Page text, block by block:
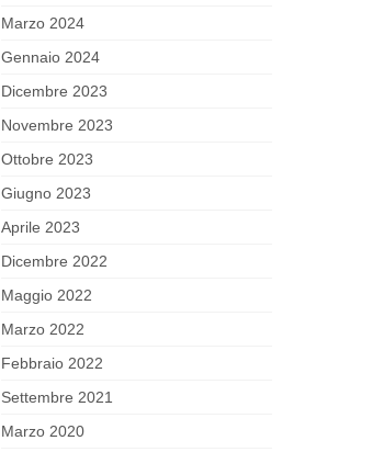
Marzo 2024
Gennaio 2024
Dicembre 2023
Novembre 2023
Ottobre 2023
Giugno 2023
Aprile 2023
Dicembre 2022
Maggio 2022
Marzo 2022
Febbraio 2022
Settembre 2021
Marzo 2020